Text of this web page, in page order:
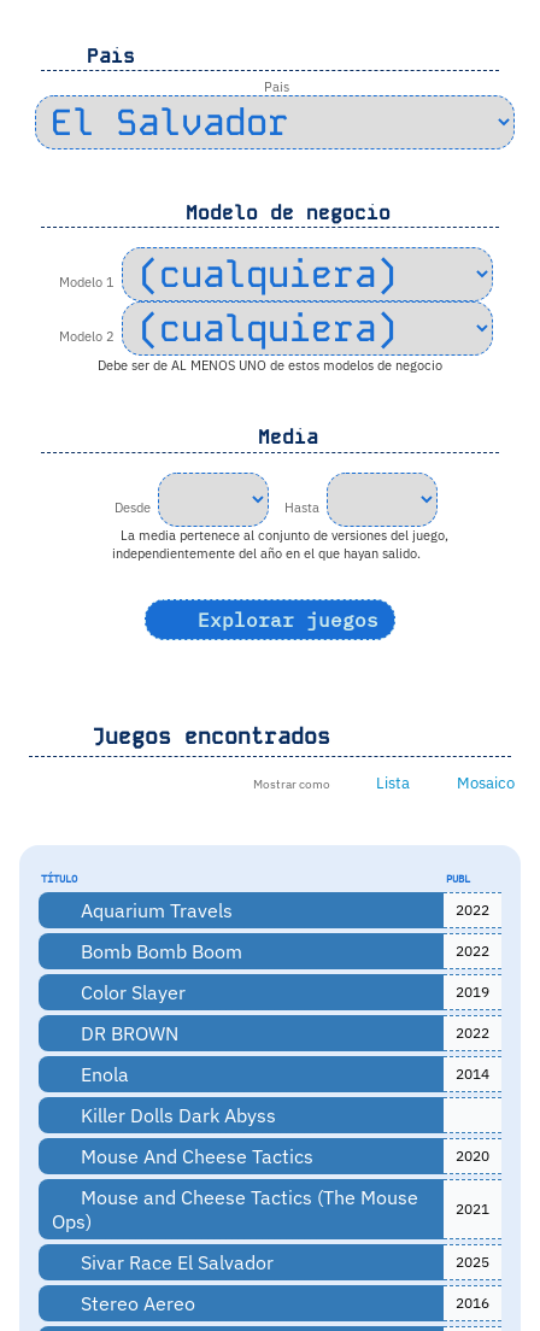
Pais
Pais
Modelo de negocio
Modelo 1
Modelo 2
Debe ser de AL MENOS UNO de estos modelos de negocio
Media
Desde
Hasta
La media pertenece al conjunto de versiones del juego,
independientemente del año en el que hayan salido.
Explorar juegos
Juegos encontrados
Mostrar como Lista Mosaico
TÍTULO PUBL
Aquarium Travels 2022
Bomb Bomb Boom 2022
Color Slayer 2019
DR BROWN 2022
Enola 2014
Killer Dolls Dark Abyss
Mouse And Cheese Tactics
2020
Mouse and Cheese Tactics (The Mouse
Ops)
2021
Sivar Race El Salvador 2025
Stereo Aereo 2016